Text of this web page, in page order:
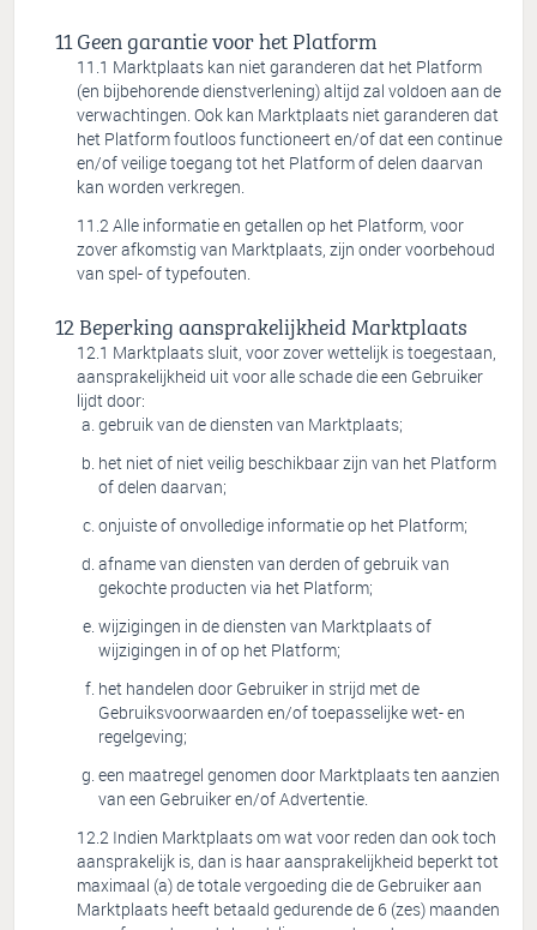
Geen garantie voor het Platform
Marktplaats kan niet garanderen dat het Platform
(en bijbehorende dienstverlening) altijd zal voldoen aan de
verwachtingen. Ook kan Marktplaats niet garanderen dat
het Platform foutloos functioneert en/of dat een continue
en/of veilige toegang tot het Platform of delen daarvan
kan worden verkregen.
Alle informatie en getallen op het Platform, voor
zover afkomstig van Marktplaats, zijn onder voorbehoud
van spel- of typefouten.
Beperking aansprakelijkheid Marktplaats
Marktplaats sluit, voor zover wettelijk is toegestaan,
aansprakelijkheid uit voor alle schade die een Gebruiker
lijdt door:
gebruik van de diensten van Marktplaats;
het niet of niet veilig beschikbaar zijn van het Platform
of delen daarvan;
onjuiste of onvolledige informatie op het Platform;
afname van diensten van derden of gebruik van
gekochte producten via het Platform;
wijzigingen in de diensten van Marktplaats of
wijzigingen in of op het Platform;
het handelen door Gebruiker in strijd met de
Gebruiksvoorwaarden en/of toepasselijke wet- en
regelgeving;
een maatregel genomen door Marktplaats ten aanzien
van een Gebruiker en/of Advertentie.
Indien Marktplaats om wat voor reden dan ook toch
aansprakelijk is, dan is haar aansprakelijkheid beperkt tot
maximaal (a) de totale vergoeding die de Gebruiker aan
Marktplaats heeft betaald gedurende de 6 (zes) maanden